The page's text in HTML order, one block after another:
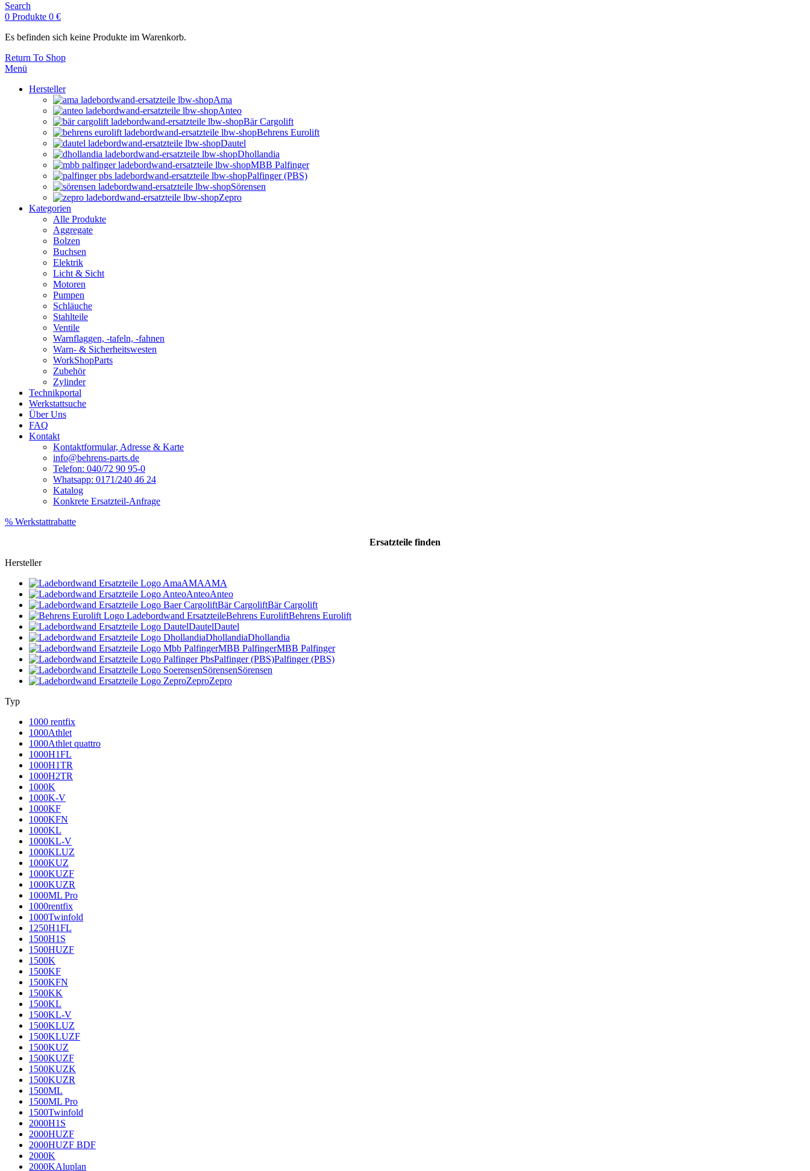
Search
0 Produkte 0 €
Es befinden sich keine Produkte im Warenkorb.
Return To Shop
Menü
Hersteller
Ama
Anteo
Bär Cargolift
Behrens Eurolift
Dautel
Dhollandia
MBB Palfinger
Palfinger (PBS)
Sörensen
Zepro
Kategorien
Alle Produkte
Aggregate
Bolzen
Buchsen
Elektrik
Licht & Sicht
Motoren
Pumpen
Schläuche
Stahlteile
Ventile
Warnflaggen, -tafeln, -fahnen
Warn- & Sicherheitswesten
WorkShopParts
Zubehör
Zylinder
Technikportal
Werkstattsuche
Über Uns
FAQ
Kontakt
Kontaktformular, Adresse & Karte
info@behrens-parts.de
Telefon: 040/72 90 95-0
Whatsapp: 0171/240 46 24
Katalog
Konkrete Ersatzteil-Anfrage
% Werkstattrabatte
Ersatzteile finden
Hersteller
AMAAMA
AnteoAnteo
Bär CargoliftBär Cargolift
Behrens EuroliftBehrens Eurolift
DautelDautel
DhollandiaDhollandia
MBB PalfingerMBB Palfinger
Palfinger (PBS)Palfinger (PBS)
SörensenSörensen
ZeproZepro
Typ
1000 rentfix
1000Athlet
1000Athlet quattro
1000H1FL
1000H1TR
1000H2TR
1000K
1000K-V
1000KF
1000KFN
1000KL
1000KL-V
1000KLUZ
1000KUZ
1000KUZF
1000KUZR
1000ML Pro
1000rentfix
1000Twinfold
1250H1FL
1500H1S
1500HUZF
1500K
1500KF
1500KFN
1500KK
1500KL
1500KL-V
1500KLUZ
1500KLUZF
1500KUZ
1500KUZF
1500KUZK
1500KUZR
1500ML
1500ML Pro
1500Twinfold
2000H1S
2000HUZF
2000HUZF BDF
2000K
2000KAluplan